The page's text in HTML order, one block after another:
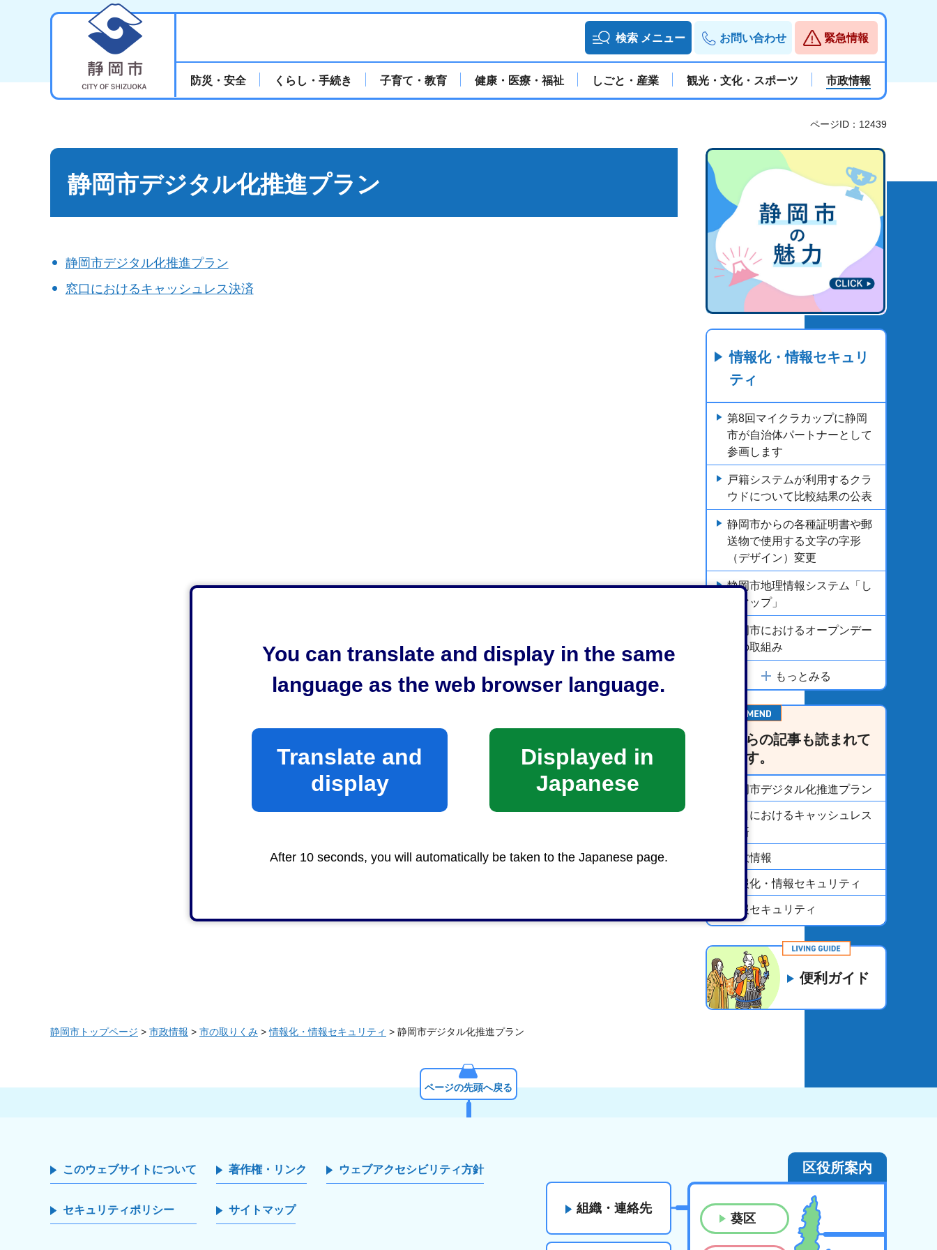
You can translate and display in the same
language as the web browser language.
Translate and
display
Displayed in
Japanese
After 10 seconds, you will automatically be taken to the Japanese page.
検索 メニュー お問い合わせ 緊急情報
防災・安全 くらし・手続き 子育て・教育 健康・医療・福祉 しごと・産業 観光・文化・スポーツ 市政情報
ページID：12439
静岡市デジタル化推進プラン
静岡市デジタル化推進プラン
窓口におけるキャッシュレス決済
情報化・情報セキュリ
ティ
第8回マイクラカップに静岡
市が自治体パートナーとして
参画します
戸籍システムが利用するクラ
ウドについて比較結果の公表
静岡市からの各種証明書や郵
送物で使用する文字の字形
（デザイン）変更
静岡市地理情報システム「し
ずマップ」
静岡市におけるオープンデー
タの取組み
もっとみる
こちらの記事も読まれて
います。
静岡市デジタル化推進プラン
窓口におけるキャッシュレス
決済
市政情報
情報化・情報セキュリティ
情報セキュリティ
便利ガイド
静岡市トップページ > 市政情報 > 市の取りくみ >情報化・情報セキュリティ > 静岡市デジタル化推進プラン
ページの先頭へ戻る
このウェブサイトについて 著作権・リンク ウェブアクセシビリティ方針
セキュリティポリシー サイトマップ 組織・連絡先
区役所案内
葵区